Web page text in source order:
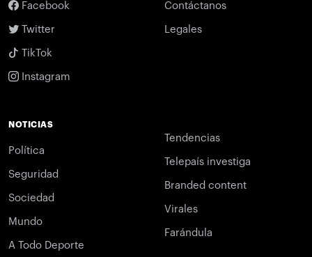
Facebook
Twitter
TikTok
Instagram
Contáctanos
Legales
NOTICIAS
Política
Seguridad
Sociedad
Mundo
A Todo Deporte
Tendencias
Telepaís investiga
Branded content
Virales
Farándula